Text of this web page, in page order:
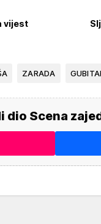
vijest
ZARADA
dio Scena